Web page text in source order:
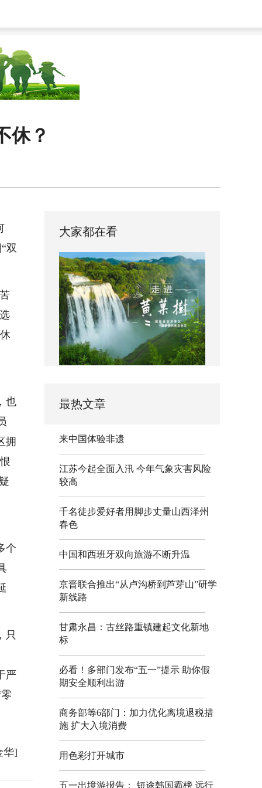
休？
双
也
拥
个
只
严
华]
大家都在看
最热文章
来中国体验非遗
江苏今起全面入汛 今年气象灾害风险
较高
千名徒步爱好者用脚步丈量山西泽州
春色
中国和西班牙双向旅游不断升温
京晋联合推出“从卢沟桥到芦芽山”研学
新线路
甘肃永昌：古丝路重镇建起文化新地
标
必看！多部门发布“五一”提示 助你假
期安全顺利出游
商务部等6部门：加力优化离境退税措
施 扩大入境消费
用色彩打开城市
五一出境游报告： 短途韩国霸榜 远行